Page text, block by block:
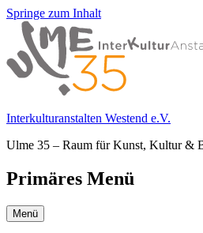
Springe zum Inhalt
Interkulturanstalten Westend e.V.
Ulme 35 – Raum für Kunst, Kultur &
Primäres Menü
Menü